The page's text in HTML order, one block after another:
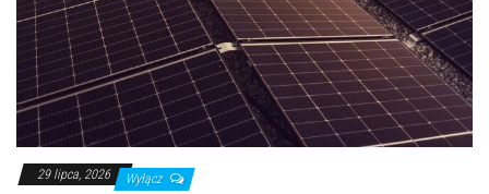
29 lipca, 2026 Wyłącz